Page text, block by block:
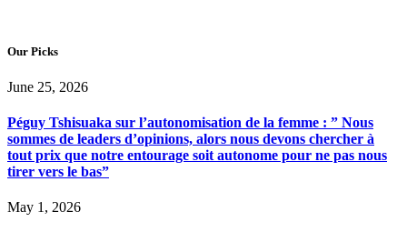
Our Picks
June 25, 2026
Péguy Tshisuaka sur l’autonomisation de la femme : ” Nous
sommes de leaders d’opinions, alors nous devons chercher à
tout prix que notre entourage soit autonome pour ne pas nous
tirer vers le bas”
May 1, 2026